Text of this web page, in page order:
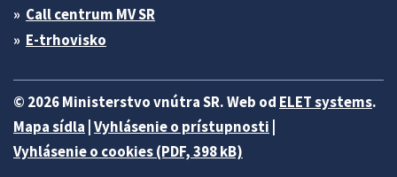
Call centrum MV SR
E-trhovisko
© 2026 Ministerstvo vnútra SR. Web od ELET systems.
Mapa sídla Vyhlásenie o prístupnosti
Vyhlásenie o cookies (PDF, 398 kB)